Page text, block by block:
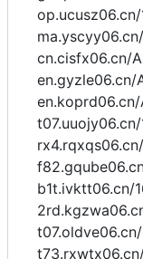
op.ucusz06.cn/
cn.cisfx06.cn/
en.gyzle06.cn/
b1t.ivktt06.cn/